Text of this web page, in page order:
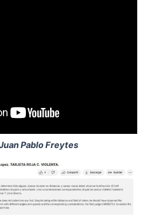
Pablo Freytes